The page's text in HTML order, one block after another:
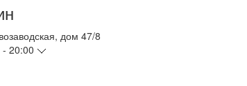
дом 47/8
20:00